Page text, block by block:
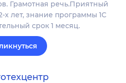
Грамотная речь.Приятный
лет, знание программы 1С
срок 1 месяц.